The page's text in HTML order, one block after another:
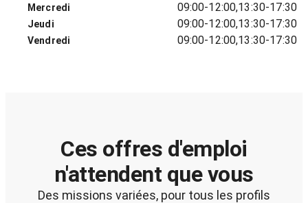
Mercredi 09:00-12:00,13:30-17:30
Jeudi 09:00-12:00,13:30-17:30
Vendredi 09:00-12:00,13:30-17:30
Ces offres d'emploi
n'attendent que vous
Des missions variées, pour tous les profils